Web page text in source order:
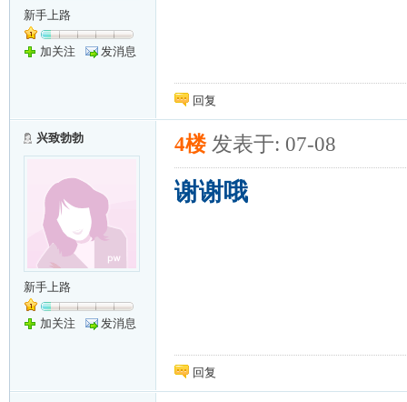
新手上路
加关注 发消息
回复
兴致勃勃
新手上路
加关注 发消息
4楼 发表于: 07-08
谢谢哦
回复